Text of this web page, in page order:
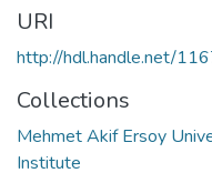
URI
http://hdl.handle.net/
Collections
Mehmet Akif Ersoy
Institute